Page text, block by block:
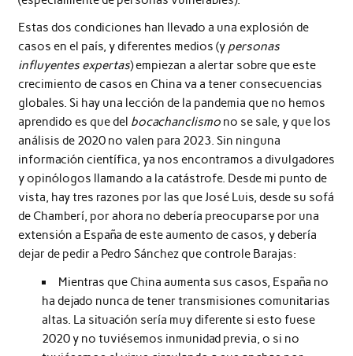
Estas dos condiciones han llevado a una explosión de
casos en el país, y diferentes medios (y personas
influyentes expertas) empiezan a alertar sobre que este
crecimiento de casos en China va a tener consecuencias
globales. Si hay una lección de la pandemia que no hemos
aprendido es que del bocachanclismo no se sale, y que los
análisis de 2020 no valen para 2023. Sin ninguna
información científica, ya nos encontramos a divulgadores
y opinólogos llamando a la catástrofe. Desde mi punto de
vista, hay tres razones por las que José Luis, desde su sofá
de Chamberí, por ahora no debería preocuparse por una
extensión a España de este aumento de casos, y debería
dejar de pedir a Pedro Sánchez que controle Barajas:
Mientras que China aumenta sus casos, España no
ha dejado nunca de tener transmisiones comunitarias
altas. La situación sería muy diferente si esto fuese
2020 y no tuviésemos inmunidad previa, o si no